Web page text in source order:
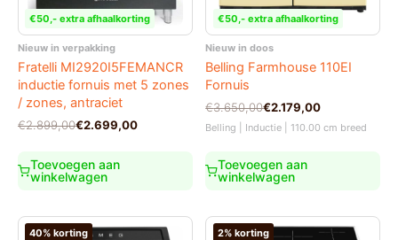
€50,- extra afhaalkorting
Nieuw in verpakking
Fratelli MI2920I5FEMANCR
inductie fornuis met 5 zones
/ zones, antraciet
€2.899,00
Oorspronkelijke
€2.899,00.
€2.699,00
Huidige
€2.699,00.
Toevoegen aan
winkelwagen
€50,- extra afhaalkorting
Nieuw in doos
Belling Farmhouse 110EI
Fornuis
€3.650,00
Oorspronkelijke
prijs
was:
€2.179,00
Huidige
prijs
Belling | Inductie | 110.00 cm breed
Toevoegen aan
winkelwagen
40% korting 2% korting